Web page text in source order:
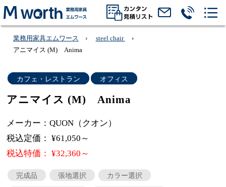
業務用家具エムワース
steel chair
アニマイス (M) Anima
カフェ・レストラン オフィス
アニマイス (M) Anima
メーカー：QUON（クオン）
税込定価： ¥61,050～
税込特価： ¥32,360～
完成品 張地選択
カラー選択